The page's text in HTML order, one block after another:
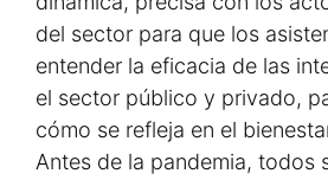
del sector para que los
entender la eficacia de las
el sector público y privado,
cómo se refleja en el
Antes de la pandemia, todos